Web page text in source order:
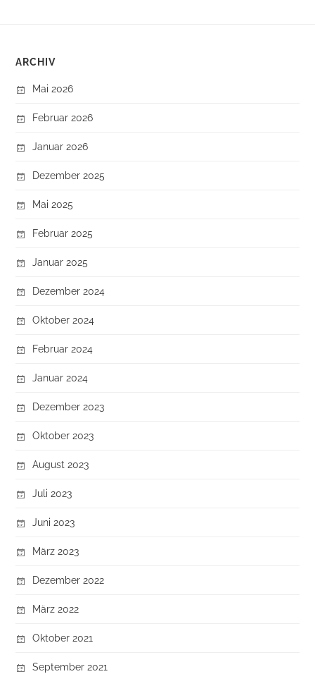
ARCHIV
Mai 2026
Februar 2026
Januar 2026
Dezember 2025
Mai 2025
Februar 2025
Januar 2025
Dezember 2024
Oktober 2024
Februar 2024
Januar 2024
Dezember 2023
Oktober 2023
August 2023
Juli 2023
Juni 2023
März 2023
Dezember 2022
März 2022
Oktober 2021
September 2021